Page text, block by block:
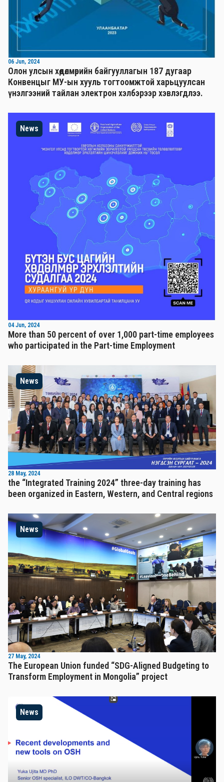
06 Jun, 2024
Олон улсын хөдөлмөрийн байгууллагын 187 дугаар
Конвенцыг МУ-ын хууль тогтоомжтой харьцуулсан
үнэлгээний тайлан электрон хэлбэрээр хэвлэгдлээ.
News
04 Jun, 2024
More than 50 percent of over 1,000 part-time employees
who participated in the Part-time Employment
News
28 May, 2024
the “Integrated Training 2024” three-day training has
been organized in Eastern, Western, and Central regions
News
27 May, 2024
The European Union funded “SDG-Aligned Budgeting to
Transform Employment in Mongolia” project
News